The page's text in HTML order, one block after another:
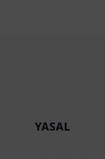
YASAL